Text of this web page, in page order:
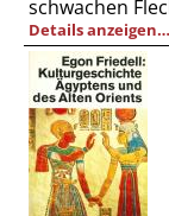
schwachen
Details anzeigen…